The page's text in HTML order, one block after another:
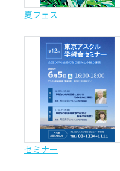
夏フェス
セミナー